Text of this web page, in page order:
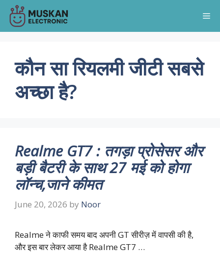
Skip
content
कौन सा रियलमी जीटी सबसे
अच्छा है?
Realme GT7 : तगड़ा प्रोसेसर और
बड़ी बैटरी के साथ 27 मई को होगा
लॉन्च,जाने कीमत
June 20, 2026 by Noor
Realme ने काफी समय बाद अपनी GT सीरीज़ में वापसी की है,
और इस बार लेकर आया है Realme GT7 …